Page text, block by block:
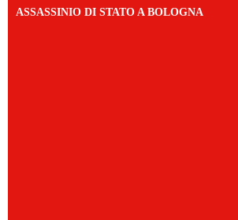
ASSASSINIO DI STATO A BOLOGNA